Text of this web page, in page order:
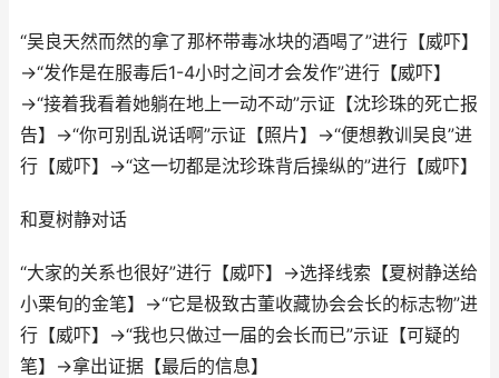
“吴良天然而然的拿了那杯带毒冰块的酒喝了”进行【威吓】
→“发作是在服毒后1-4小时之间才会发作”进行【威吓】
→“接着我看着她躺在地上一动不动”示证【沈珍珠的死亡报
告】→“你可别乱说话啊”示证【照片】→“便想教训吴良”进
行【威吓】→“这一切都是沈珍珠背后操纵的”进行【威吓】
和夏树静对话
“大家的关系也很好”进行【威吓】→选择线索【夏树静送给
小栗旬的金笔】→“它是极致古董收藏协会会长的标志物”进
行【威吓】→“我也只做过一届的会长而已”示证【可疑的
笔】→拿出证据【最后的信息】